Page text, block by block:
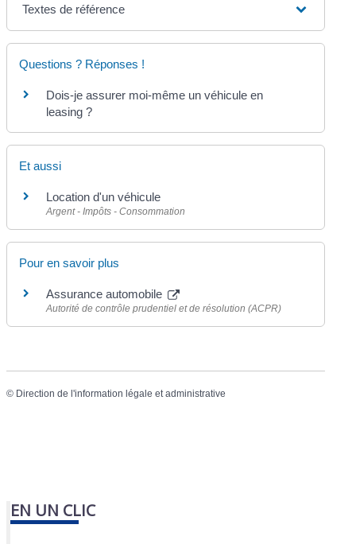
Textes de référence
Questions ? Réponses !
Dois-je assurer moi-même un véhicule en
leasing ?
Et aussi
Location d'un véhicule
Argent - Impôts - Consommation
Pour en savoir plus
Assurance automobile
Autorité de contrôle prudentiel et de résolution (ACPR)
© Direction de l'information légale et administrative
EN UN CLIC